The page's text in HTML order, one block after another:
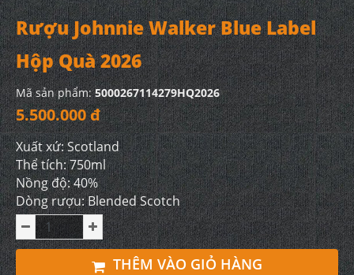
Rượu Johnnie Walker Blue Label
Hộp Quà 2026
Mã sản phẩm:5000267114279HQ2026
5.500.000 đ
Xuất xứ: Scotland
Thể tích: 750ml
Nồng độ: 40%
Dòng rượu: Blended Scotch
THÊM VÀO GIỎ HÀNG